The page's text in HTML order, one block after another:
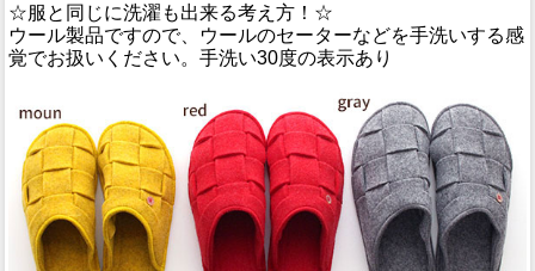
☆服と同じに洗濯も出来る考え方！☆
ウール製品ですので、ウールのセーターなどを手洗いする感
覚でお扱いください。手洗い30度の表示あり